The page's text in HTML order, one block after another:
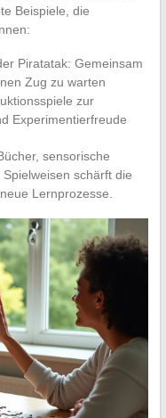
Beispiele, die
Piratatak: Gemeinsam
Zug zu warten
zur
Experimentierfreude
sensorische
schärft die
Lernprozesse.